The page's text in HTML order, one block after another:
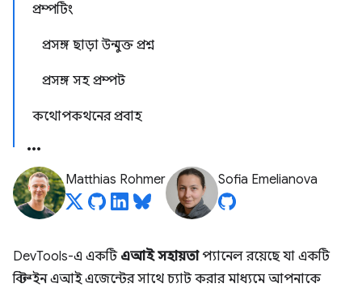
প্রম্পটিং
প্রসঙ্গ ছাড়া উন্মুক্ত প্রশ্ন
প্রসঙ্গ সহ প্রম্পট
কথোপকথনের প্রবাহ
Matthias Rohmer Sofia Emelianova
DevTools-এ একটি এআই সহায়তাপ্যানেল রয়েছে যা একটি
বিল্ট-ইন এআই এজেন্টের সাথে চ্যাট করার মাধ্যমে আপনাকে